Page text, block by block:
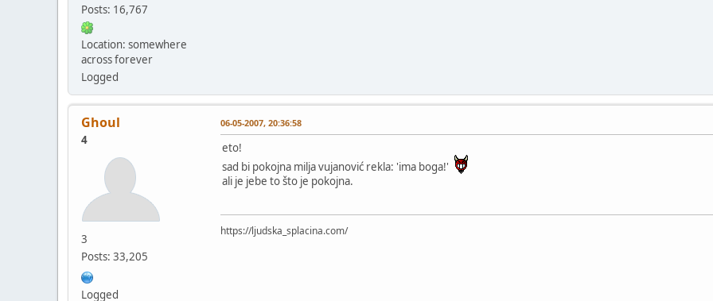
Posts: 16,767
Location: somewhere
across forever
Logged
Ghoul
4
3
Posts: 33,205
Logged
06-05-2007, 20:36:58
eto!
sad bi pokojna milja vujanović rekla: 'ima boga!'
ali je jebe to što je pokojna.
https://ljudska_splacina.com/